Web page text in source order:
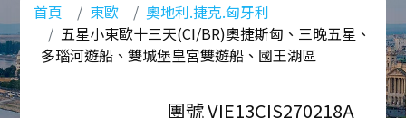
首頁 東歐
奧地利.捷克.匈牙利
五星小東歐十三天(CI/BR)奧捷斯匈、三晚五星、
多瑙河遊船、雙城堡皇宮雙遊船、國王湖區
團號 VIE13CIS270218A